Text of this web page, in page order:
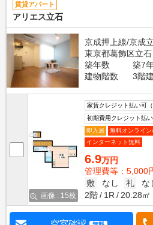
賃貸アパート
アリエス立石
京成押上線/京成
東京都葛飾区立石
築年数
築7
建物階数
3階建
画像 : 15枚
家賃クレジット払い可
初期費用クレジット払
即入居
無料オンライン
インターネット無料
6.9万円
管理費等：5,000
敷
なし 礼
な
2階
1R 20.28㎡